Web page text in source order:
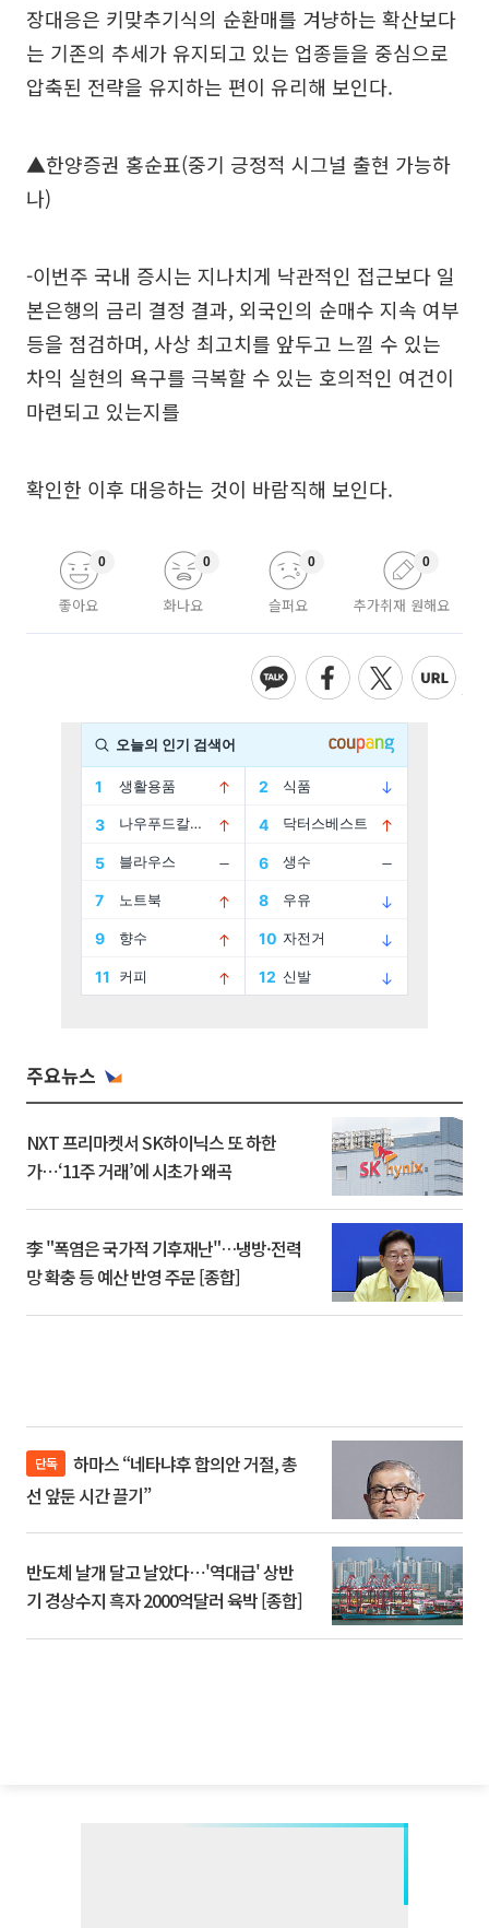
장대응은 키맞추기식의 순환매를 겨냥하는 확산보다
는 기존의 추세가 유지되고 있는 업종들을 중심으로
압축된 전략을 유지하는 편이 유리해 보인다.
▲한양증권 홍순표(중기 긍정적 시그널 출현 가능하
나)
-이번주 국내 증시는 지나치게 낙관적인 접근보다 일
본은행의 금리 결정 결과, 외국인의 순매수 지속 여부
등을 점검하며, 사상 최고치를 앞두고 느낄 수 있는
차익 실현의 욕구를 극복할 수 있는 호의적인 여건이
마련되고 있는지를
확인한 이후 대응하는 것이 바람직해 보인다.
좋아요
0
화나요
0
슬퍼요
0
추가취재 원해요
0
주요뉴스
NXT 프리마켓서 SK하이닉스 또 하한
가⋯‘11주 거래’에 시초가 왜곡
李 "폭염은 국가적 기후재난"…냉방·전력
망 확충 등 예산 반영 주문 [종합]
단독
선 앞둔 시간 끌기”
반도체 날개 달고 날았다⋯'역대급' 상반
기 경상수지 흑자 2000억달러 육박 [종합]